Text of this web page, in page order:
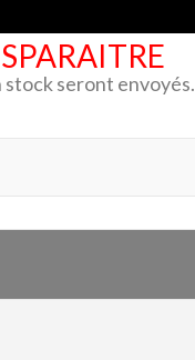
stock seront envoyés.